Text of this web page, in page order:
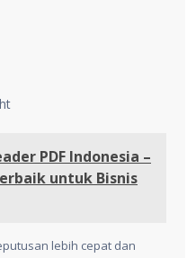
PDF Indonesia –
untuk Bisnis
lebih cepat dan